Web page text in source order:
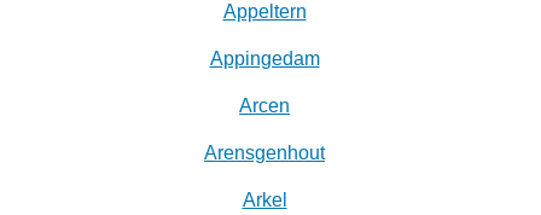
Appeltern
Appingedam
Arcen
Arensgenhout
Arkel